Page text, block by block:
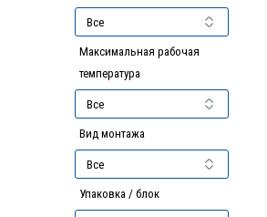
Максимальная рабочая
температура
Вид монтажа
Упаковка / блок